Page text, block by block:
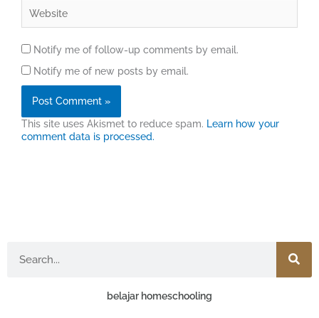
Notify me of follow-up comments by email.
Notify me of new posts by email.
This site uses Akismet to reduce spam. Learn how your
comment data is processed.
belajar homeschooling